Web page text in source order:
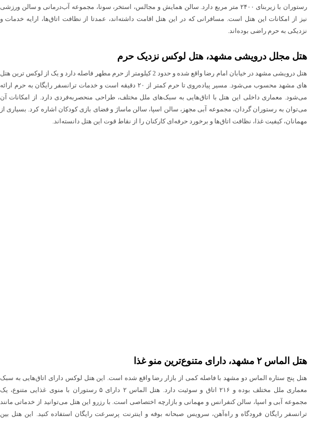
رستوران با زیربنای ۲۴۰۰ متر مربع دارد. سالن همایش و مجالس، استخر، سونا، مجموعه آب‌درمانی و سالن ورزشی
نیز از امکانات این هتل است. مسافرانی که در این هتل اقامت داشته‌اند، عمدتا از نظافت اتاق‌ها، ارایه خدمات و
نزدیکی به حرم راضی بوده‌اند.
هتل مجلل درویشی مشهد، هتل لوکس نزدیک حرم
هتل درویشی مشهد در خیابان امام رضا واقع شده و حدود 2 کیلومتر از حرم مطهر فاصله دارد و یک از لوکس‌ ترین هتل‌
های مشهد محسوب می‌شود. مسیر پیاده‌روی تا حرم کمتر از ۲۰ دقیقه است و خدمات ترانسفر رایگان به حرم ارائه
می‌شود. معماری داخلی این هتل با اتاق‌هایی به سبک‌های ملل مختلف، طراحی منحصربه‌فردی دارد. از امکانات آن
می‌توان به رستوران گردان، مجموعه آبی مجهز، سالن اسپا، سالن ماساژ و فضای بازی کودکان اشاره کرد. بسیاری از
مهمانان، کیفیت غذا، نظافت اتاق‌ها و برخورد حرفه‌ای کارکنان را از نقاط قوت این هتل دانسته‌اند.
هتل الماس ۲ مشهد، دارای متنوع‌ترین منو غذا
هتل پنج ستاره الماس دو مشهد با فاصله کمی از بازار رضا واقع شده است. این هتل لوکس دارای اتاق‌هایی به سبک
معماری ملل مختلف بوده و ۲۱۶ اتاق و سوئیت دارد. هتل الماس ۲ دارای ۵ رستوران با منوی غذایی متنوع، یک
مجموعه آبی و اسپا، سالن کنفرانس و مهمانی و بازارچه اختصاصی است. با رزرو این هتل می‌توانید از خدماتی مانند
ترانسفر رایگان فرودگاه و راه‌آهن، سرویس صبحانه بوفه و اینترنت پرسرعت رایگان استفاده کنید. این هتل بین